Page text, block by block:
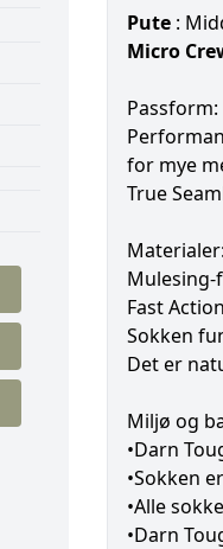
Pute :
Micro
Passform:
for mye
True
Materialer:
Mulesing-
Fast
Sokken
Det er
Miljø og
•Darn
•Sokken
•Alle
•Darn